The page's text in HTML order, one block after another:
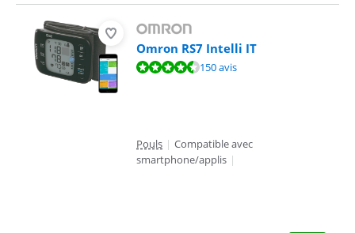
Omron RS7 Intelli IT
La note est de 8,7 sur 10, basée sur 150 avis.150 avis
Pouls | Compatible avec
smartphone/applis |